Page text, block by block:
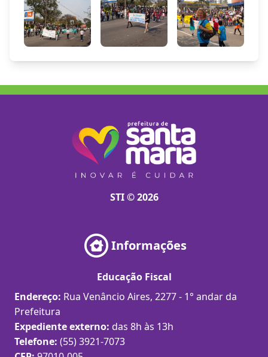
STI © 2026
Informações
Educação Fiscal
Endereço: Rua Venâncio Aires, 2277 - 1° andar da
Prefeitura
Expediente externo: das 8h às 13h
Telefone: (55) 3921-7073